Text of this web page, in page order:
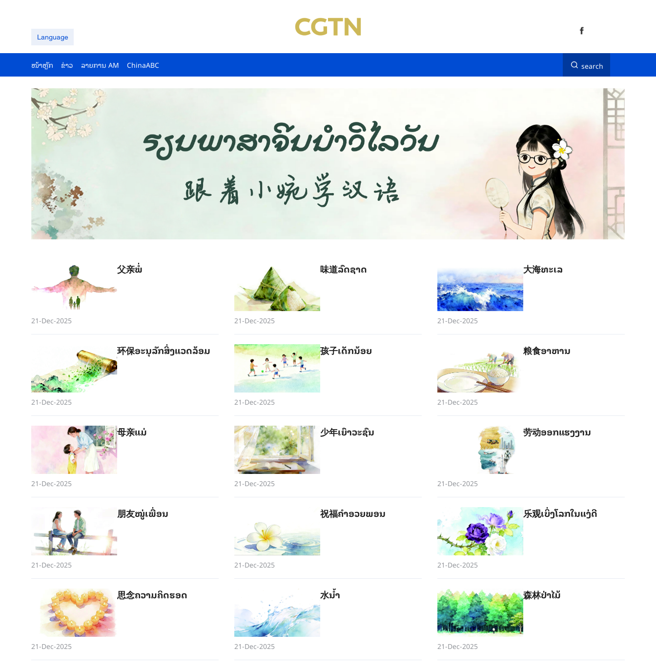
Language
ໜ້າຫຼັກ ຂ່າວ ລາຍ​ການ AM ChinaABC search
父亲ພໍ່
21-Dec-2025
味道ລົດ​ຊາດ
21-Dec-2025
大海ທະ​ເລ
21-Dec-2025
环保ອະ​ນຸ​ລັກ​ສິ່ງ​ແວດ​ລ້ອມ
21-Dec-2025
孩子ເດັກ​ນ້ອຍ
21-Dec-2025
粮食ອາ​ຫານ
21-Dec-2025
母亲ແມ່
21-Dec-2025
少年ເຍົາ​ວະ​ຊົນ
21-Dec-2025
劳动ອອກ​ແຮງ​ງານ
21-Dec-2025
朋友ໝູ່​ເພື່ອນ
21-Dec-2025
祝福ຄຳ​ອວຍ​ພອນ
21-Dec-2025
乐观ເບິ່ງ​ໂລກ​ໃນ​ແງ່​ດີ
21-Dec-2025
思念ຄວາມ​ຄິດ​ຮອດ
21-Dec-2025
水ນ້ຳ
21-Dec-2025
森林ປ່​າ​ໄມ້
21-Dec-2025